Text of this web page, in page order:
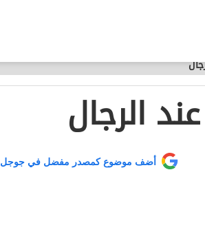
الرجال
أضف موضوع كمصدر مفضل في جوجل